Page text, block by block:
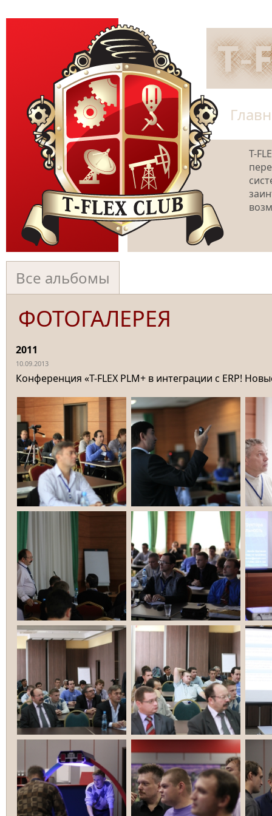
T-
Все альбомы
ФОТОГАЛЕРЕЯ
2011
10.09.2013
Конференция «T-FLEX PLM+ в интеграции с ERP!